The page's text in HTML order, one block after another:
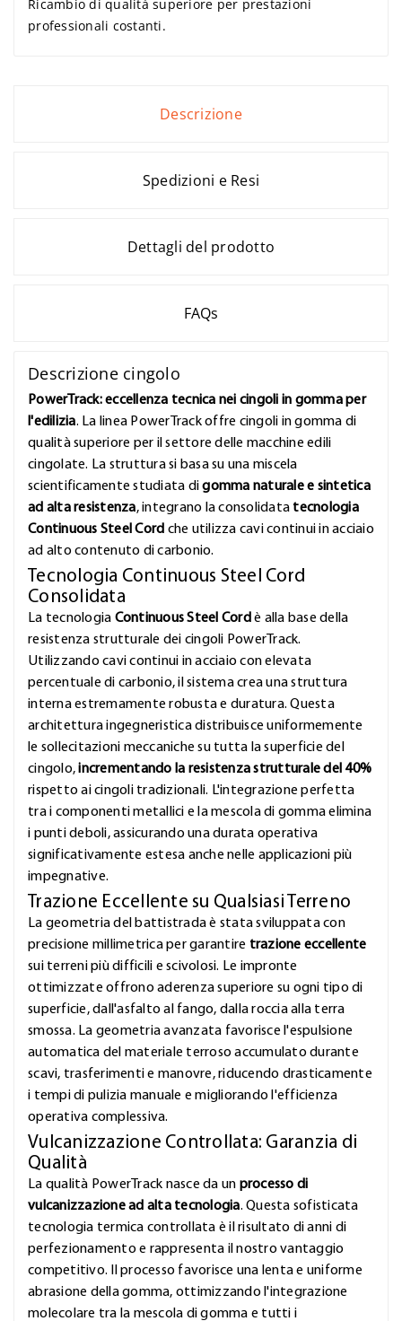
Ricambio di qualità superiore per prestazioni
professionali costanti.
Descrizione
Spedizioni e Resi
Dettagli del prodotto
FAQs
Descrizione cingolo
PowerTrack: eccellenza tecnica nei cingoli in gomma per
l'edilizia. La linea PowerTrack offre cingoli in gomma di
qualità superiore per il settore delle macchine edili
cingolate. La struttura si basa su una miscela
scientificamente studiata digomma naturale e sintetica
ad alta resistenza, integrano la consolidata tecnologia
Continuous Steel Cord che utilizza cavi continui in acciaio
ad alto contenuto di carbonio.
Tecnologia Continuous Steel Cord
Consolidata
La tecnologia Continuous Steel Cord è alla base della
resistenza strutturale dei cingoli PowerTrack.
Utilizzando cavi continui in acciaio con elevata
percentuale di carbonio, il sistema crea una struttura
interna estremamente robusta e duratura. Questa
architettura ingegneristica distribuisce uniformemente
le sollecitazioni meccaniche su tutta la superficie del
cingolo,incrementando la resistenza strutturale del 40%
rispetto ai cingoli tradizionali. L'integrazione perfetta
tra i componenti metallici e la mescola di gomma elimina
i punti deboli, assicurando una durata operativa
significativamente estesa anche nelle applicazioni più
impegnative.
Trazione Eccellente su Qualsiasi Terreno
La geometria del battistrada è stata sviluppata con
precisione millimetrica per garantire trazione eccellente
sui terreni più difficili e scivolosi. Le impronte
ottimizzate offrono aderenza superiore su ogni tipo di
superficie, dall'asfalto al fango, dalla roccia alla terra
smossa. La geometria avanzata favorisce l'espulsione
automatica del materiale terroso accumulato durante
scavi, trasferimenti e manovre, riducendo drasticamente
i tempi di pulizia manuale e migliorando l'efficienza
operativa complessiva.
Vulcanizzazione Controllata: Garanzia di
Qualità
La qualità PowerTrack nasce da un processo di
vulcanizzazione ad alta tecnologia. Questa sofisticata
tecnologia termica controllata è il risultato di anni di
perfezionamento e rappresenta il nostro vantaggio
competitivo. Il processo favorisce una lenta e uniforme
abrasione della gomma, ottimizzando l'integrazione
molecolare tra la mescola di gomma e tutti i